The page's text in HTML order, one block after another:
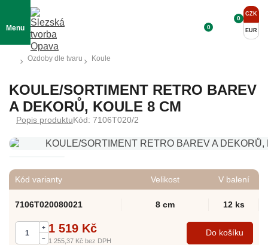
Menu 0
CZK
EUR
0
Ozdoby dle tvaru Koule
KOULE/SORTIMENT RETRO BAREV
A DEKORŮ, KOULE 8 CM
Popis produktuKód: 7106T020/2
Kód varianty Velikost V balení
7106T020080021 8 cm 12 ks
+
–
1 519 Kč
1 255,37 Kč bez DPH
Do košíku